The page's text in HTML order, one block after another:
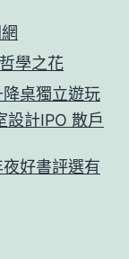
學之花
桌獨立遊玩
計IPO 散戶
好書評選有